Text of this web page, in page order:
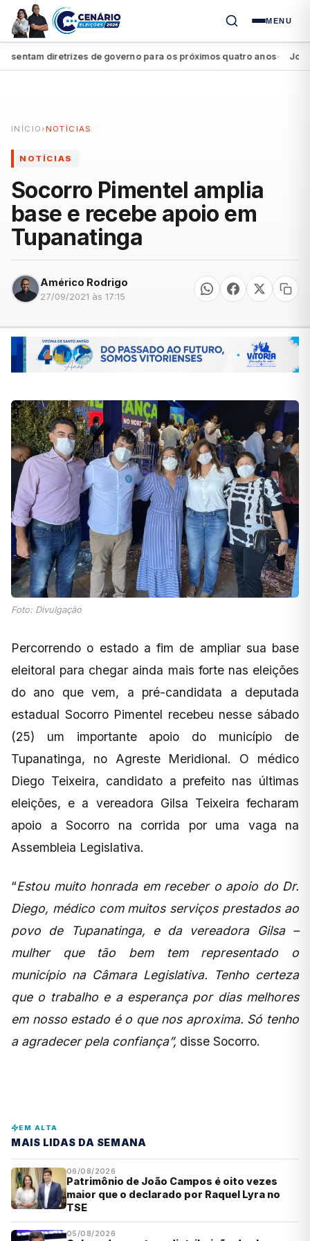
MENU
diretrizes de governo para os próximos quatro anos● João
INÍCIO › NOTÍCIAS
NOTÍCIAS
Socorro Pimentel amplia
base e recebe apoio em
Tupanatinga
Américo Rodrigo
27/09/2021 às 17:15
Foto: Divulgação
Percorrendo o estado a fim de ampliar sua base
eleitoral para chegar ainda mais forte nas eleições
do ano que vem, a pré-candidata a deputada
estadual Socorro Pimentel recebeu nesse sábado
(25) um importante apoio do município de
Tupanatinga, no Agreste Meridional. O médico
Diego Teixeira, candidato a prefeito nas últimas
eleições, e a vereadora Gilsa Teixeira fecharam
apoio a Socorro na corrida por uma vaga na
Assembleia Legislativa.
“Estou muito honrada em receber o apoio do Dr.
Diego, médico com muitos serviços prestados ao
povo de Tupanatinga, e da vereadora Gilsa –
mulher que tão bem tem representado o
município na Câmara Legislativa. Tenho certeza
que o trabalho e a esperança por dias melhores
em nosso estado é o que nos aproxima. Só tenho
a agradecer pela confiança”, disse Socorro.
EM ALTA
MAIS LIDAS DA SEMANA
06/08/2026
Patrimônio de João Campos é oito vezes
maior que o declarado por Raquel Lyra no
TSE
05/08/2026